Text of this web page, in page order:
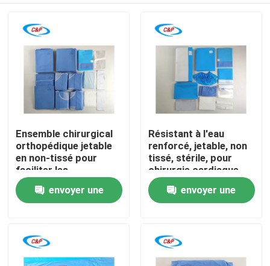
À la maison
Produits
Vidéos
Le spectacle VR
Ensemble chirurgical
orthopédique jetable
en non-tissé pour
faciliter les
procédures
orthopédiques sûres
envoyer une
Résistant à l'eau
renforcé, jetable, non
tissé, stérile, pour
chirurgie cardiaque,
kit de drapes pour
chirurgie cardiaque
envoyer une